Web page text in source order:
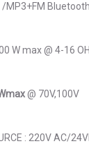
/MP3+FM
W max @ 4-16
@ 70V,100V
: 220V AC/